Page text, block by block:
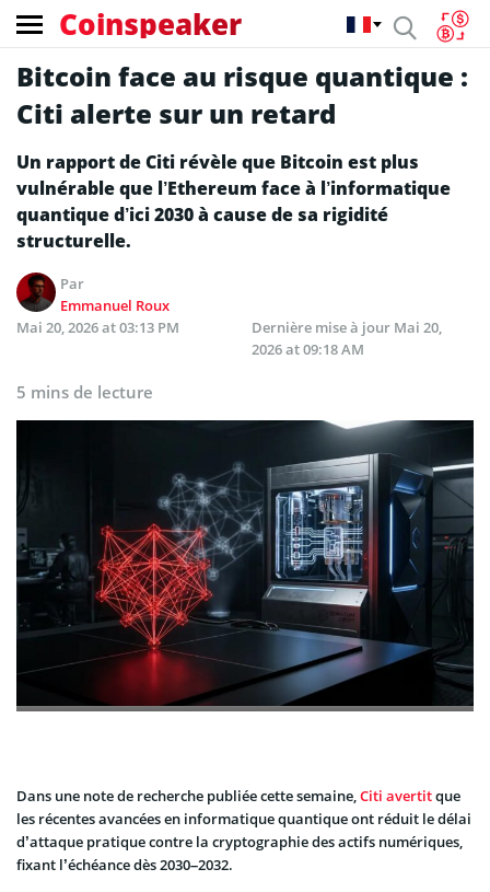
Coinspeaker
Bitcoin face au risque quantique :
Citi alerte sur un retard
Un rapport de Citi révèle que Bitcoin est plus
vulnérable que l’Ethereum face à l’informatique
quantique d’ici 2030 à cause de sa rigidité
structurelle.
Par
Emmanuel Roux
Mai 20, 2026 at 03:13 PM
Dernière mise à jour Mai 20,
2026 at 09:18 AM
5 mins de lecture
Dans une note de recherche publiée cette semaine,Citi avertitque
les récentes avancées en informatique quantique ont réduit le délai
d’attaque pratique contre la cryptographie des actifs numériques,
fixant l’échéance dès 2030–2032.